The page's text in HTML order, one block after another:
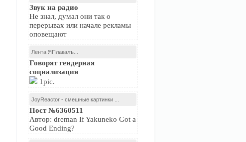
Звук на радио
Не знал, думал они так о
перерывах или начале рекламы
оповещают
Лента ЯПлакалъ...
Говорят гендерная
социализация
1pic.
JoyReactor - смешные картинки ...
Пост №6360511
Автор: dreman If Yakuneko Got a
Good Ending?